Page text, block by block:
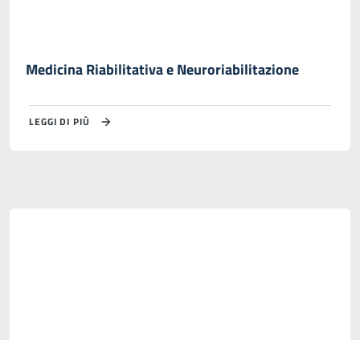
Medicina Riabilitativa e Neuroriabilitazione
LEGGI DI PIÙ